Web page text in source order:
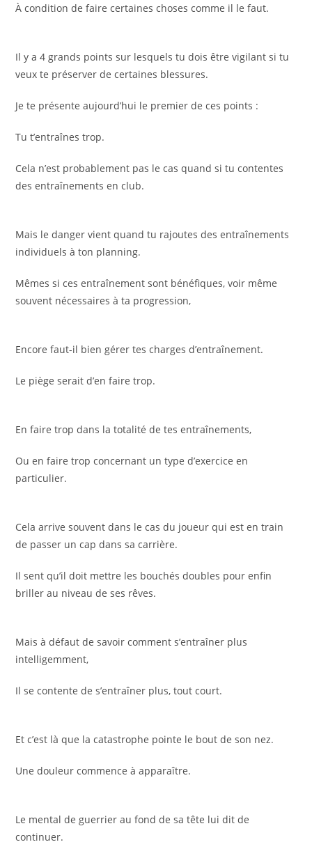
À condition de faire certaines choses comme il le faut.
Il y a 4 grands points sur lesquels tu dois être vigilant si tu
veux te préserver de certaines blessures.
Je te présente aujourd’hui le premier de ces points :
Tu t’entraînes trop.
Cela n’est probablement pas le cas quand si tu contentes
des entraînements en club.
Mais le danger vient quand tu rajoutes des entraînements
individuels à ton planning.
Mêmes si ces entraînement sont bénéfiques, voir même
souvent nécessaires à ta progression,
Encore faut-il bien gérer tes charges d’entraînement.
Le piège serait d’en faire trop.
En faire trop dans la totalité de tes entraînements,
Ou en faire trop concernant un type d’exercice en
particulier.
Cela arrive souvent dans le cas du joueur qui est en train
de passer un cap dans sa carrière.
Il sent qu’il doit mettre les bouchés doubles pour enfin
briller au niveau de ses rêves.
Mais à défaut de savoir comment s’entraîner plus
intelligemment,
Il se contente de s’entraîner plus, tout court.
Et c’est là que la catastrophe pointe le bout de son nez.
Une douleur commence à apparaître.
Le mental de guerrier au fond de sa tête lui dit de
continuer.